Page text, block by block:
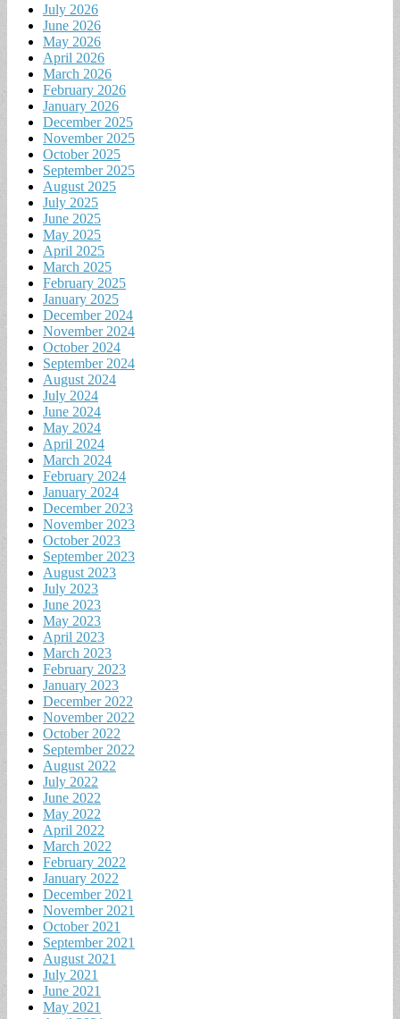
July 2026
June 2026
May 2026
April 2026
March 2026
February 2026
January 2026
December 2025
November 2025
October 2025
September 2025
August 2025
July 2025
June 2025
May 2025
April 2025
March 2025
February 2025
January 2025
December 2024
November 2024
October 2024
September 2024
August 2024
July 2024
June 2024
May 2024
April 2024
March 2024
February 2024
January 2024
December 2023
November 2023
October 2023
September 2023
August 2023
July 2023
June 2023
May 2023
April 2023
March 2023
February 2023
January 2023
December 2022
November 2022
October 2022
September 2022
August 2022
July 2022
June 2022
May 2022
April 2022
March 2022
February 2022
January 2022
December 2021
November 2021
October 2021
September 2021
August 2021
July 2021
June 2021
May 2021